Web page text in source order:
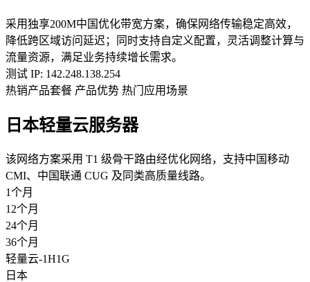
采用独享200M中国优化带宽方案，确保网络传输稳定高效，
降低跨区域访问延迟；同时支持自定义配置，灵活调整计算与
流量资源，满足业务持续增长需求。
测试 IP: 142.248.138.254
热销产品套餐 产品优势 热门应用场景
日本轻量云服务器
该网络方案采用 T1 级骨干路由经优化网络，支持中国移动
CMI、中国联通 CUG 及同类高质量线路。
1个月
12个月
24个月
36个月
轻量云-1H1G
日本